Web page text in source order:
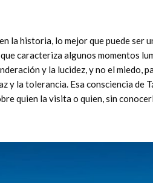
la historia, lo mejor que puede ser
caracteriza algunos momentos
y la lucidez, y no el miedo,
y la tolerancia. Esa consciencia de
quien la visita o quien, sin